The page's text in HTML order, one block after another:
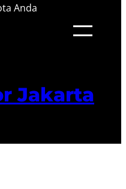
Anda
Jakarta